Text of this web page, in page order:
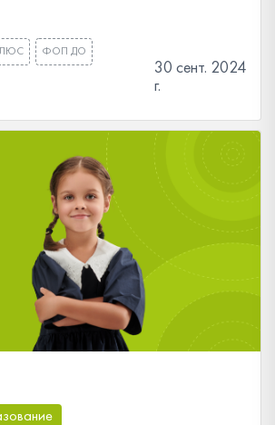
ФОП ДО
30 сент. 2024
г.